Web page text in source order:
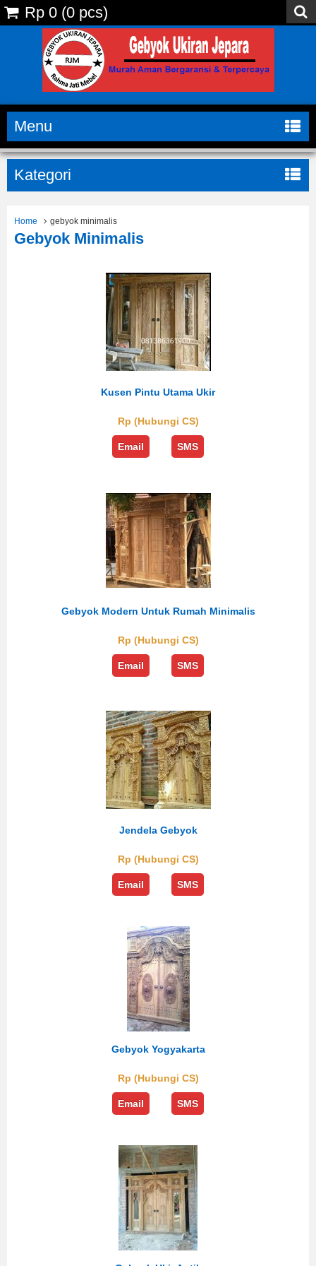
Rp 0 (0 pcs)
Menu
Kategori
Home gebyok minimalis
Gebyok Minimalis
Kusen Pintu Utama Ukir
Rp (Hubungi CS)
Email SMS
Gebyok Modern Untuk Rumah Minimalis
Rp (Hubungi CS)
Email SMS
Jendela Gebyok
Rp (Hubungi CS)
Email SMS
Gebyok Yogyakarta
Rp (Hubungi CS)
Email SMS